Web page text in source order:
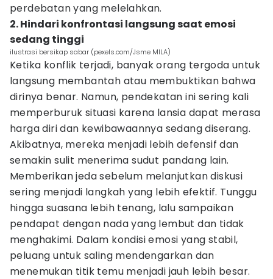
perdebatan yang melelahkan.
2. Hindari konfrontasi langsung saat emosi
sedang tinggi
ilustrasi bersikap sabar (pexels.com/Jsme MILA)
Ketika konflik terjadi, banyak orang tergoda untuk
langsung membantah atau membuktikan bahwa
dirinya benar. Namun, pendekatan ini sering kali
memperburuk situasi karena lansia dapat merasa
harga diri dan kewibawaannya sedang diserang.
Akibatnya, mereka menjadi lebih defensif dan
semakin sulit menerima sudut pandang lain.
Memberikan jeda sebelum melanjutkan diskusi
sering menjadi langkah yang lebih efektif. Tunggu
hingga suasana lebih tenang, lalu sampaikan
pendapat dengan nada yang lembut dan tidak
menghakimi. Dalam kondisi emosi yang stabil,
peluang untuk saling mendengarkan dan
menemukan titik temu menjadi jauh lebih besar.